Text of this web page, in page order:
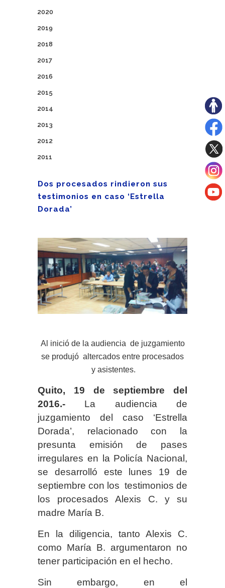
2020
2019
2018
2017
2016
2015
2014
2013
2012
2011
Dos procesados rindieron sus
testimonios en caso ‘Estrella
Dorada’
Al inició de la audiencia de juzgamiento
se produjó altercados entre procesados
y asistentes.
Quito, 19 de septiembre del
2016.- La audiencia de
juzgamiento del caso ‘Estrella
Dorada’, relacionado con la
presunta emisión de pases
irregulares en la Policía Nacional,
se desarrolló este lunes 19 de
septiembre con los testimonios de
los procesados Alexis C. y su
madre María B.
En la diligencia, tanto Alexis C.
como María B. argumentaron no
tener participación en el hecho.
Sin embargo, en el